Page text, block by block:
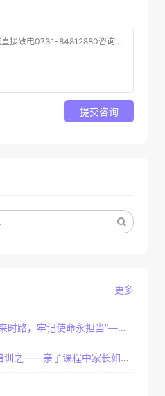
提交咨询
更多
时路，牢记使命永担当”——...
之——亲子课程中家长如何辅...